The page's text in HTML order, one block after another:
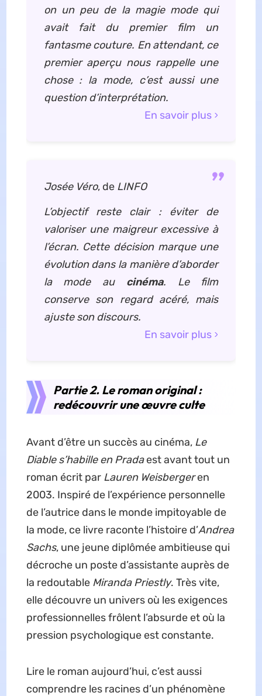
on un peu de la magie mode qui
avait fait du premier film un
fantasme couture. En attendant, ce
premier aperçu nous rappelle une
chose : la mode, c’est aussi une
question d’interprétation.
En savoir plus
Josée Véro, de LINFO
L’objectif reste clair : éviter de
valoriser une maigreur excessive à
l’écran. Cette décision marque une
évolution dans la manière d’aborder
la mode au cinéma. Le film
conserve son regard acéré, mais
ajuste son discours.
En savoir plus
Partie 2. Le roman original :
redécouvrir une œuvre culte
Avant d’être un succès au cinéma, Le
Diable s’habille en Pradaest avant tout un
roman écrit par Lauren Weisbergeren
2003. Inspiré de l’expérience personnelle
de l’autrice dans le monde impitoyable de
la mode, ce livre raconte l’histoire d’Andrea
Sachs, une jeune diplômée ambitieuse qui
décroche un poste d’assistante auprès de
la redoutable Miranda Priestly. Très vite,
elle découvre un univers où les exigences
professionnelles frôlent l’absurde et où la
pression psychologique est constante.
Lire le roman aujourd’hui, c’est aussi
comprendre les racines d’un phénomène